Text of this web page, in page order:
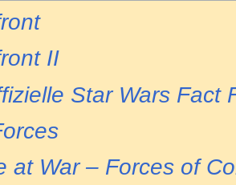
II
Star Wars Fact
at War – Forces of